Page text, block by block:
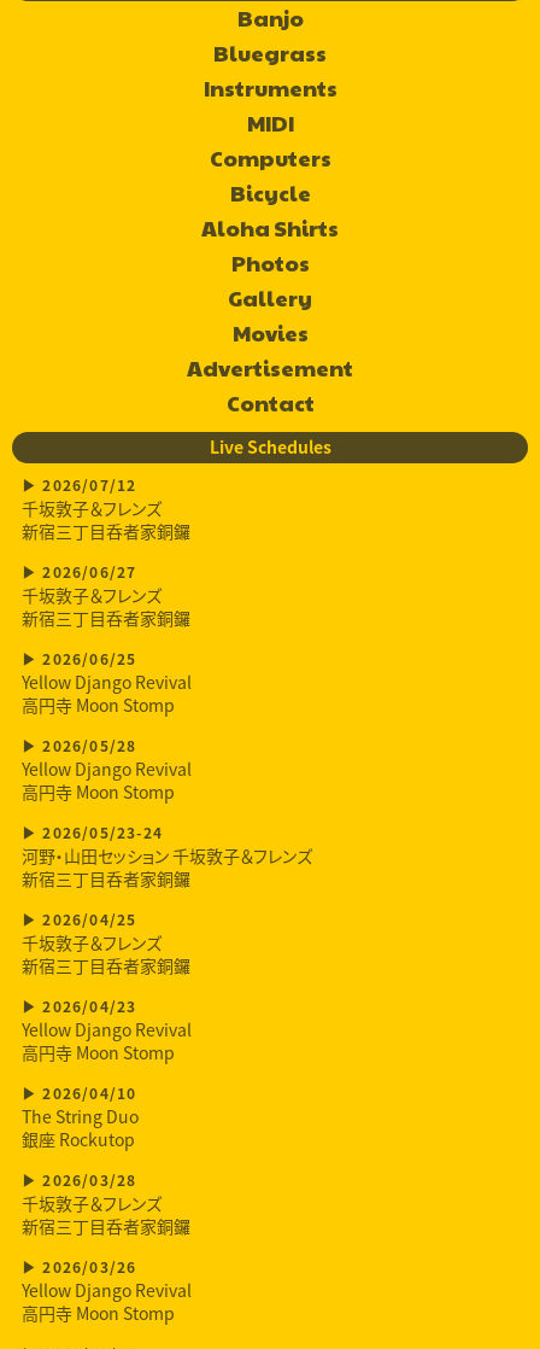
Banjo
Bluegrass
Instruments
MIDI
Computers
Bicycle
Aloha Shirts
Photos
Gallery
Movies
Advertisement
Contact
Live Schedules
2026/07/12
千坂敦子＆フレンズ
新宿三丁目呑者家銅鑼
2026/06/27
千坂敦子＆フレンズ
新宿三丁目呑者家銅鑼
2026/06/25
Yellow Django Revival
高円寺 Moon Stomp
2026/05/28
Yellow Django Revival
高円寺 Moon Stomp
2026/05/23-24
河野・山田セッション 千坂敦子＆フレンズ
新宿三丁目呑者家銅鑼
2026/04/25
千坂敦子＆フレンズ
新宿三丁目呑者家銅鑼
2026/04/23
Yellow Django Revival
高円寺 Moon Stomp
2026/04/10
The String Duo
銀座 Rockutop
2026/03/28
千坂敦子＆フレンズ
新宿三丁目呑者家銅鑼
2026/03/26
Yellow Django Revival
高円寺 Moon Stomp